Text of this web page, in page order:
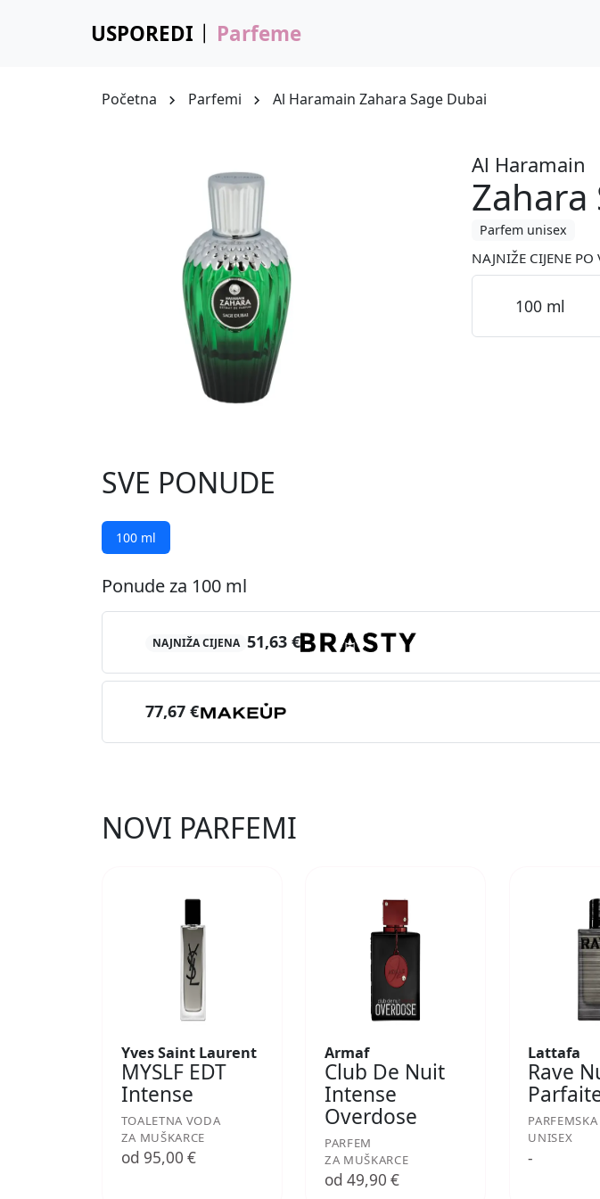
USPOREDI Parfeme
Početna Parfemi Al Haramain Zahara Sage Dubai
Al Haramain
Zahara
Parfem unisex
NAJNIŽE CIJENE PO
100 ml
SVE PONUDE
100 ml
Ponude za 100 ml
NAJNIŽA CIJENA 51,63 €
77,67 €
NOVI PARFEMI
Yves Saint Laurent
MYSLF EDT
Intense
TOALETNA VODA
ZA MUŠKARCE
od 95,00 €
Armaf
Club De Nuit
Intense
Overdose
PARFEM
ZA MUŠKARCE
od 49,90 €
Lattafa
Rave
UNISEX
-